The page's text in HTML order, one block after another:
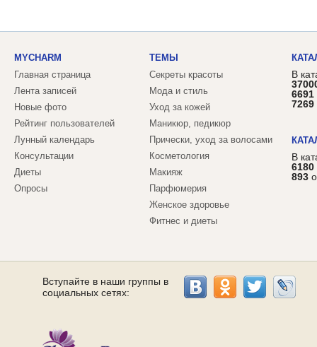
MYCHARM
Главная страница
Лента записей
Новые фото
Рейтинг пользователей
Лунный календарь
Консультации
Диеты
Опросы
ТЕМЫ
Секреты красоты
Мода и стиль
Уход за кожей
Маникюр, педикюр
Прически, уход за волосами
Косметология
Макияж
Парфюмерия
Женское здоровье
Фитнес и диеты
В
6691
7269
В
6180
893
Вступайте в наши группы в
социальных сетях: